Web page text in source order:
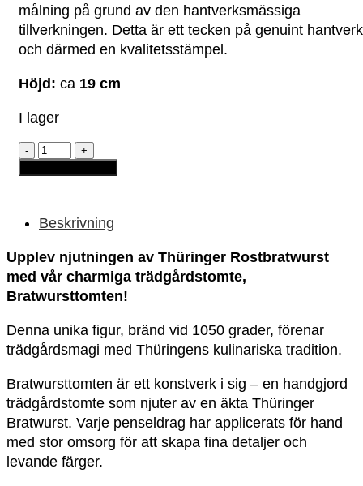
målning på grund av den hantverksmässiga
tillverkningen. Detta är ett tecken på genuint hantverk
och därmed en kvalitetsstämpel.
Höjd: ca 19 cm
I lager
Trädgårdstomte
-
"Bratwursttomte"
Beskrivning
Upplev njutningen av Thüringer Rostbratwurst
med vår charmiga trädgårdstomte,
Bratwursttomten!
Denna unika figur, bränd vid 1050 grader, förenar
trädgårdsmagi med Thüringens kulinariska tradition.
Bratwursttomten är ett konstverk i sig – en handgjord
trädgårdstomte som njuter av en äkta Thüringer
Bratwurst. Varje penseldrag har applicerats för hand
med stor omsorg för att skapa fina detaljer och
levande färger.